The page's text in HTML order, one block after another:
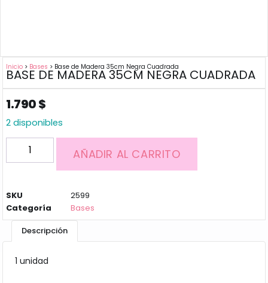
Inicio > Bases > Base de Madera 35cm Negra Cuadrada
BASE DE MADERA 35CM NEGRA CUADRADA
1.790$
2 disponibles
AÑADIR AL CARRITO
SKU
2599
Categoría
Bases
Descripción
1 unidad